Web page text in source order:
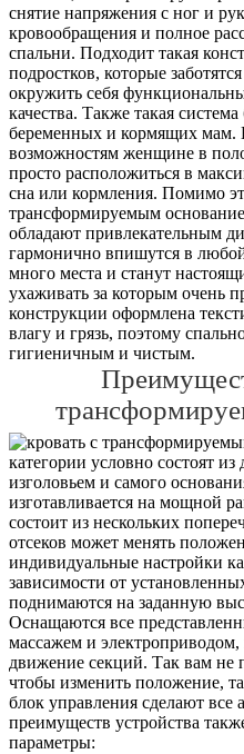
снятие напряжения с ног и
кровообращения и полное
спальни. Подходит такая
подростков, которые
окружить себя
качества. Также такая
беременных и кормящих мам.
возможностям женщине в
просто расположиться в
сна или кормления. Помимо
трансформируемым
обладают привлекательным
гармонично впишутся в
много места и станут
ухаживать за которым очень
конструкции оформлена
влагу и грязь, поэтому
гигиеничным и чистым.
категории условно состоят из
изголовьем и самого
изготавливается на мощной
состоит из нескольких
отсеков может менять
индивидуальные настройки
зависимости от
поднимаются на заданную
Оснащаются все
массажем и электроприводом,
движение секций. Так вам не
чтобы изменить положение,
блок управления сделают все
преимуществ устройства
параметры: